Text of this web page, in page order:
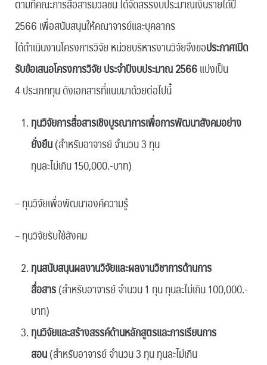
ตามที่คณะการสื่อสารมวลชน ได้จัดสรรงบประมาณเงินรายได้ปี
2566 เพื่อสนับสนุนให้คณาจารย์และบุคลากร
ได้ดำเนินงานโครงการวิจัย หน่วยบริหารงานวิจัยจึงขอประกาศเปิด
รับข้อเสนอโครงการวิจัยประจำปีงบประมาณ 2566แบ่งเป็น
4 ประเภททุน ดังเอกสารที่แนบมาด้วยต่อไปนี้
ทุนวิจัยการสื่อสารเชิงบูรณาการเพื่อการพัฒนาสังคมอย่าง
ยั่งยืน(สำหรับอาจารย์ จำนวน 3 ทุน
ทุนละไม่เกิน 150,000.-บาท)
– ทุนวิจัยเพื่อพัฒนาองค์ความรู้
– ทุนวิจัยรับใช้สังคม
ทุนสนับสนุนผลงานวิจัยและผลงานวิชาการด้านการ
สื่อสาร(สำหรับอาจารย์ จำนวน 1 ทุน ทุนละไม่เกิน 100,000.-
บาท)
ทุนวิจัยและสร้างสรรค์ด้านหลักสูตรและการเรียนการ
สอน(สำหรับอาจารย์ จำนวน 3 ทุน ทุนละไม่เกิน